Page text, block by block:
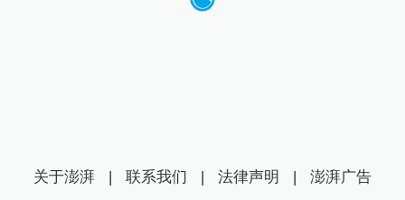
关于澎湃 | 联系我们 | 法律声明 | 澎湃广告